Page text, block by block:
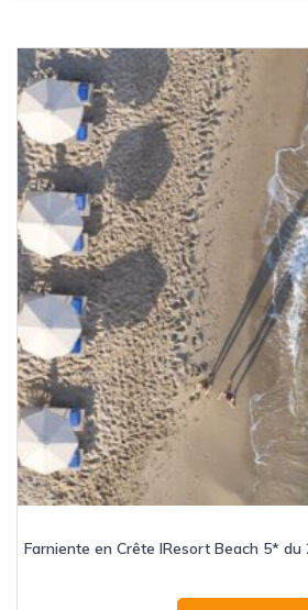
Farniente en Crête IResort Beach 5*